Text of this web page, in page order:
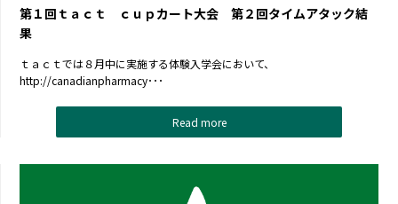
第１回ｔａｃｔ ｃｕｐカート大会 第２回タイムアタック結
果
ｔａｃｔでは８月中に実施する体験入学会において、
http://canadianpharmacy･･･
Read more